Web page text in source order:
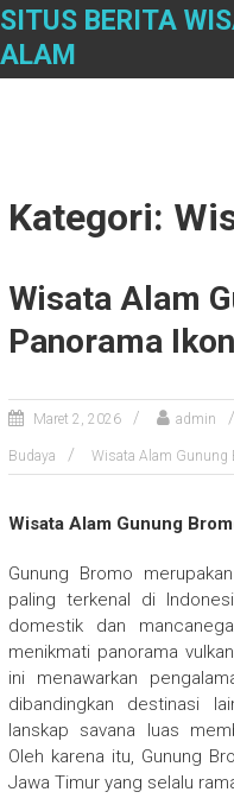
Skip
content
SITUS BERITA
ALAM
Kategori:
Wisata Alam
Panorama
Maret 2, 2026 admin
Budaya Wisata Alam Gunung
Wisata Alam Gunung
Gunung Bromo
paling terkenal di
domestik dan
menikmati panorama
ini menawarkan
dibandingkan destinasi
lanskap savana luas
Oleh karena itu, Gunung
Jawa Timur yang selalu